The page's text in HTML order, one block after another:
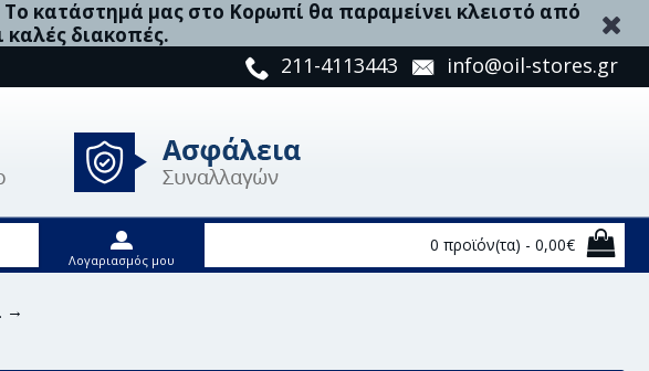
κατάστημά μας στο Κορωπί θα παραμείνει κλειστό από
καλές διακοπές.
211-4113443 info@oil-stores.gr
Λογαριασμός μου
0 προϊόν(τα) - 0,00€